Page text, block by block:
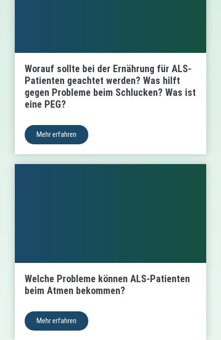
Worauf sollte bei der Ernährung für ALS-
Patienten geachtet werden? Was hilft
gegen Probleme beim Schlucken? Was ist
eine PEG?
Mehr erfahren
Welche Probleme können ALS-Patienten
beim Atmen bekommen?
Mehr erfahren